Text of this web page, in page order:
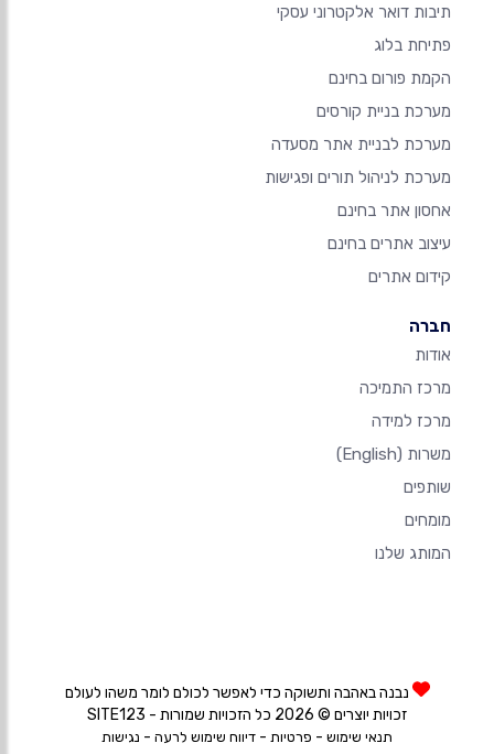
תיבות דואר אלקטרוני עסקי
פתיחת בלוג
הקמת פורום בחינם
מערכת בניית קורסים
מערכת לבניית אתר מסעדה
מערכת לניהול תורים ופגישות
אחסון אתר בחינם
עיצוב אתרים בחינם
קידום אתרים
חברה
אודות
מרכז התמיכה
מרכז למידה
משרות (English)
שותפים
מומחים
המותג שלנו
נבנה באהבה ותשוקה כדי לאפשר לכולם לומר משהו לעולם
זכויות יוצרים © 2026 כל הזכויות שמורות - SITE123
תנאי שימוש - פרטיות - דיווח שימוש לרעה - נגישות